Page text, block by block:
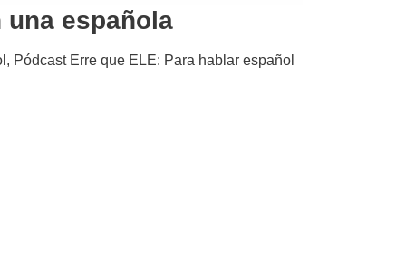
española
Pódcast Erre que ELE: Para hablar español